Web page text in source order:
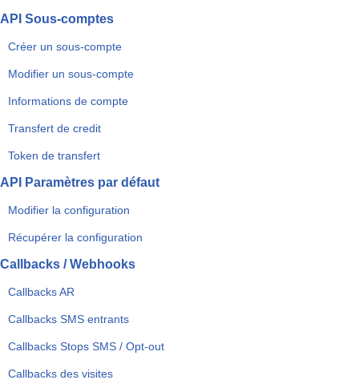
API Sous-comptes
Créer un sous-compte
Modifier un sous-compte
Informations de compte
Transfert de credit
Token de transfert
API Paramètres par défaut
Modifier la configuration
Récupérer la configuration
Callbacks / Webhooks
Callbacks AR
Callbacks SMS entrants
Callbacks Stops SMS / Opt-out
Callbacks des visites